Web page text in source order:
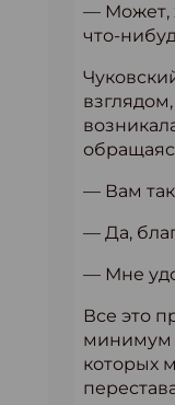
— Может,
что-
— Вам
— Да,
— Мне
Все это
минимум
которых